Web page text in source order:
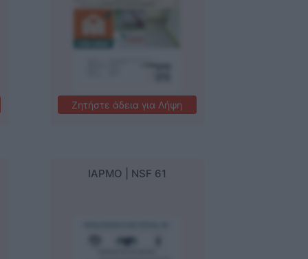
Ζητήστε άδεια για Λήψη
IAPMO | NSF 61
Como-Pex